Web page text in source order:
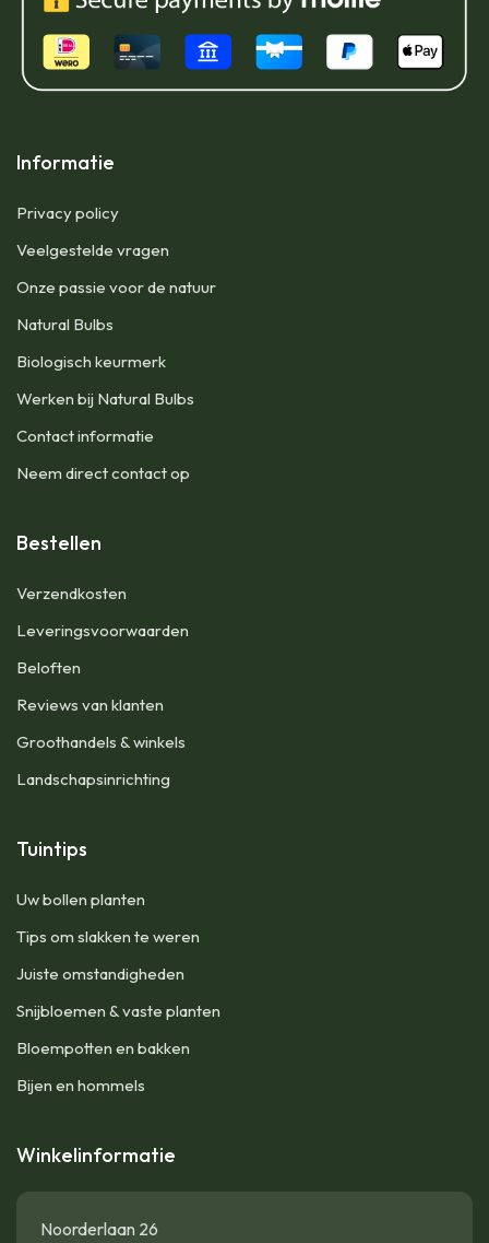
Informatie
Privacy policy
Veelgestelde vragen
Onze passie voor de natuur
Natural Bulbs
Biologisch keurmerk
Werken bij Natural Bulbs
Contact informatie
Neem direct contact op
Bestellen
Verzendkosten
Leveringsvoorwaarden
Beloften
Reviews van klanten
Groothandels & winkels
Landschapsinrichting
Tuintips
Uw bollen planten
Tips om slakken te weren
Juiste omstandigheden
Snijbloemen & vaste planten
Bloempotten en bakken
Bijen en hommels
Winkelinformatie
Noorderlaan 26